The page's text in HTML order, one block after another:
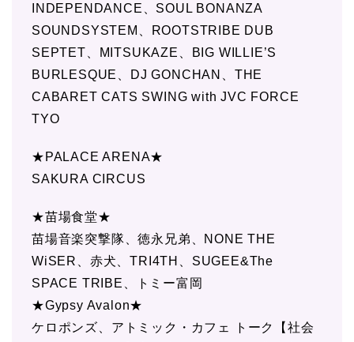
INDEPENDANCE、SOUL BONANZA
SOUNDSYSTEM、ROOTSTRIBE DUB
SEPTET、MITSUKAZE、BIG WILLIE’S
BURLESQUE、DJ GONCHAN、THE
CABARET CATS SWING with JVC FORCE
TYO
★PALACE ARENA★
SAKURA CIRCUS
★苗場食堂★
苗場音楽突撃隊、徳永兄弟、NONE THE
WiSER、赤犬、TRI4TH、SUGEE&The
SPACE TRIBE、トミー富岡
★Gypsy Avalon★
ケロポンズ、アトミック・カフェ トーク【社会